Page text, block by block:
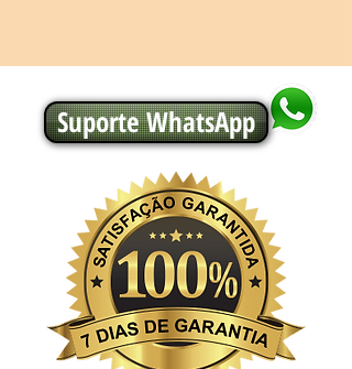
Suporte WhatsApp